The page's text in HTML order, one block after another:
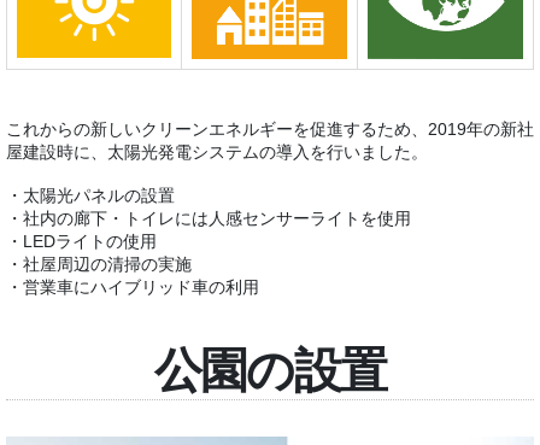
これからの新しいクリーンエネルギーを促進するため、2019年の新社
屋建設時に、太陽光発電システムの導入を行いました。
・太陽光パネルの設置
・社内の廊下・トイレには人感センサーライトを使用
・LEDライトの使用
・社屋周辺の清掃の実施
・営業車にハイブリッド車の利用
公園の設置